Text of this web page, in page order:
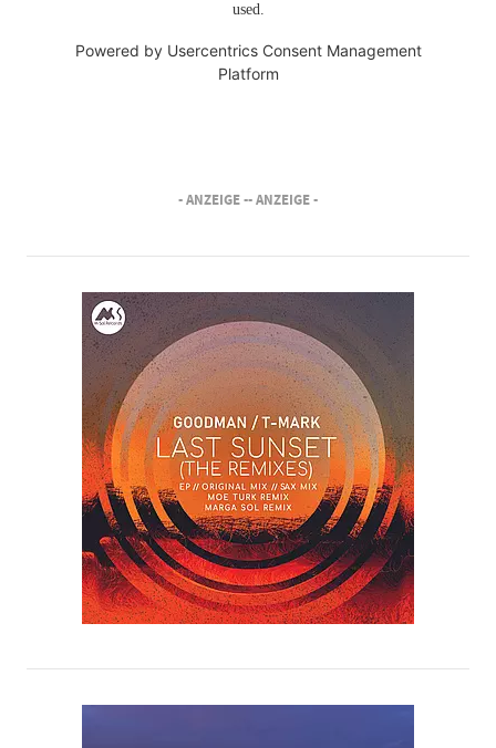
used.
Powered by Usercentrics Consent Management
Platform
- ANZEIGE -- ANZEIGE -